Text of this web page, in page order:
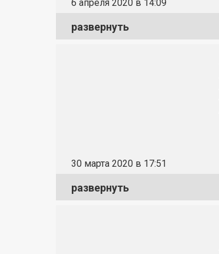
6 апреля 2020 в 14:09
развернуть
30 марта 2020 в 17:51
развернуть